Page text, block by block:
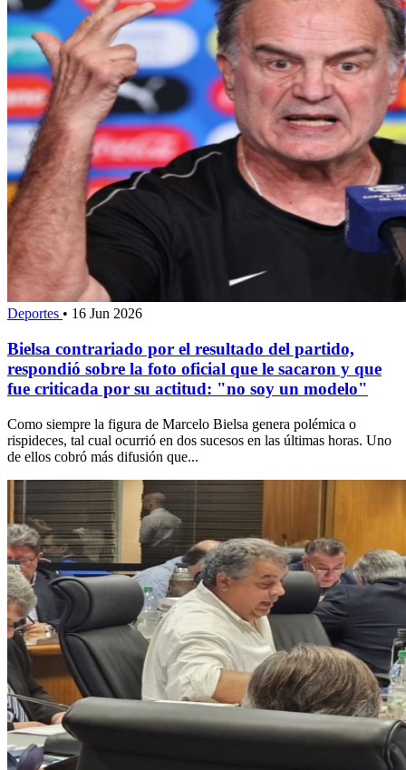
Deportes • 16 Jun 2026
Bielsa contrariado por el resultado del partido,
respondió sobre la foto oficial que le sacaron y que
fue criticada por su actitud: "no soy un modelo"
Como siempre la figura de Marcelo Bielsa genera polémica o
rispideces, tal cual ocurrió en dos sucesos en las últimas horas. Uno
de ellos cobró más difusión que...